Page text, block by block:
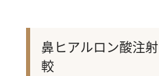
鼻ヒアルロン酸注
較